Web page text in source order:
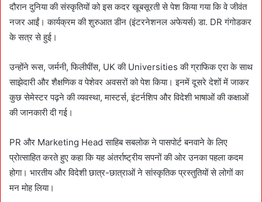
दौरान दुनिया की संस्कृतियों को इस कदर खूबसूरती से पेश किया गया कि वे जीवंत
नजर आईं। कार्यक्रम की शुरुआत डीन (इंटरनेशनल अफेयर्स) डा. DR गंगोडकर
के सत्र से हुई।
उन्होंने रूस, जर्मनी, फिलीपींस, UK की Universities की ग्राफिक एरा के साथ
साझेदारी और शैक्षणिक व पेशेवर अवसरों को पेश किया। इनमें दूसरे देशों में जाकर
कुछ सेमेस्टर पढ़ने की व्यवस्था, मास्टर्स, इंटर्नशिप और विदेशी भाषाओं की कक्षाओं
की जानकारी दी गई।
PR और Marketing Head साहिब सबलोक ने पासपोर्ट बनवाने के लिए
प्रोत्साहित करते हुए कहा कि यह अंतर्राष्ट्रीय सपनों की ओर उनका पहला कदम
होगा। भारतीय और विदेशी छात्र-छात्राओं ने सांस्कृतिक प्रस्तुतियों से लोगों का
मन मोह लिया।